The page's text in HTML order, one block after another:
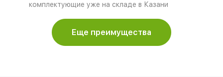
комплектующие уже на складе в Казани
Еще преимущества